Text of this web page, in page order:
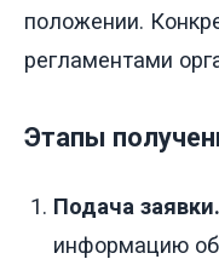
положении.
регламентами
Этапы
Подача заявки.
информацию об